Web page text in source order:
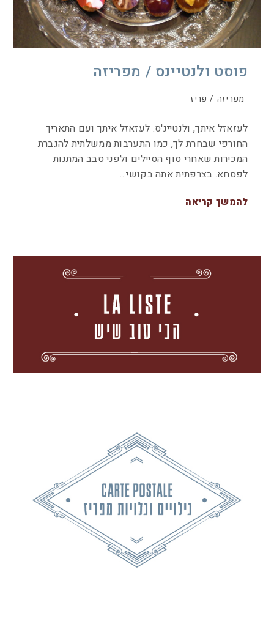
פוסט ולנטיינס / מפריזה
מפריזה / פריז
לעזאזל איתך, ולנטיינ'ס. לעזאזל איתך ועם התאריך
החורפי שבחרת לך, כמו התערבות ממשלתית להגברת
המכירות שאחרי סוף הסיילים ולפני סבב המתנות
לפסחא. בצרפתית אתה בקושי…
להמשך קריאה